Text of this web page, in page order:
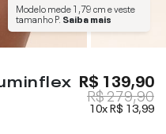
Modelo mede1,79 cme veste
tamanhoP. Saiba mais
R$ 139,90
R$ 279,90
10xR$ 13,99